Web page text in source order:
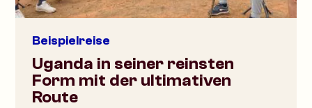
Beispielreise
Uganda in seiner reinsten
Form mit der ultimativen
Route